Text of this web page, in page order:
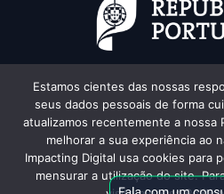
Texts and images created by
Estamos cientes das nossas
seus dados pessoais de forma
atualizamos recentemente a nossa
melhorar a sua experiência ao
Impacting Digital usa cookies para
mensurar a utilização do site.